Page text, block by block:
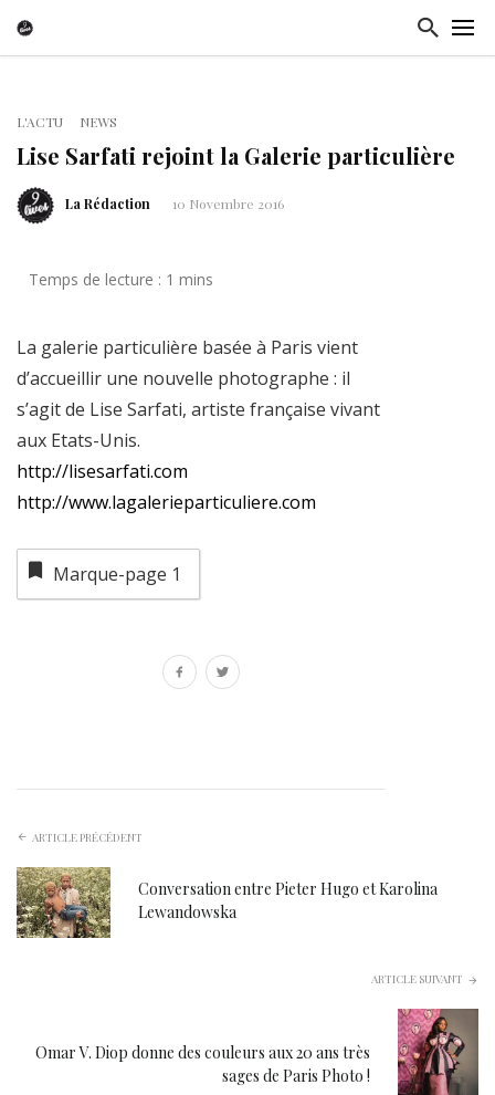
L'ACTU NEWS
Lise Sarfati rejoint la Galerie particulière
La Rédaction 10 Novembre 2016
La galerie particulière basée à Paris vient
d’accueillir une nouvelle photographe : il
s’agit de Lise Sarfati, artiste française vivant
aux Etats-Unis.
http://lisesarfati.com
http://www.lagalerieparticuliere.com
Marque-page 1
ARTICLE PRÉCÉDENT
Conversation entre Pieter Hugo et Karolina
Lewandowska
ARTICLE SUIVANT
Omar V. Diop donne des couleurs aux 20 ans très
sages de Paris Photo !